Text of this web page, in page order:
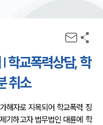
학교폭력상담, 학
취소
해자로 지목되어 학교폭력 징
기하고자 법무법인 대륜에 학